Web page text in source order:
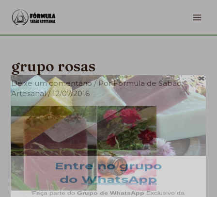
para
o
grupo rosas
Deixe um comentário / PorFórmula de Sabão
Artesanal/12/07/2016